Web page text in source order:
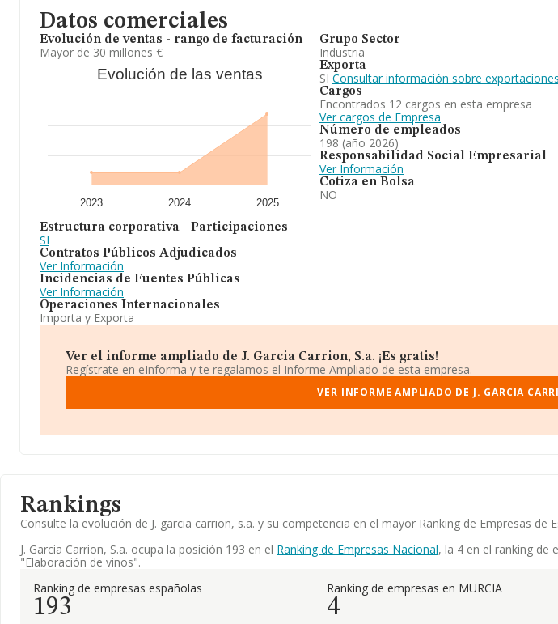
nacional, la empresa ha perdido posiciones frente al 2024.
Datos comerciales
Evolución de ventas - rango de facturación
Mayor de 30 millones €
Evolución de las ventas
2023 2024 2025
Estructura corporativa - Participaciones
SI
Contratos Públicos Adjudicados
Ver Información
Incidencias de Fuentes Públicas
Ver Información
Operaciones Internacionales
Importa y Exporta
Grupo Sector
Industria
Exporta
SI Consultar información sobre exportaciones
Cargos
Encontrados 12 cargos en esta empresa
Ver cargos de Empresa
Número de empleados
198 (año 2026)
Responsabilidad Social Empresarial
Ver Información
Cotiza en Bolsa
NO
Ver el informe ampliado de J. Garcia Carrion, S.a. ¡Es gratis!
Regístrate en eInforma y te regalamos el Informe Ampliado de esta empresa.
VER INFORME AMPLIADO DE J. GARCIA
Rankings
Consulte la evolución de J. garcia carrion, s.a. y su competencia en el mayor Ranking de Empresas de
J. Garcia Carrion, S.a. ocupa la posición 193 en el Ranking de Empresas Nacional, la 4 en el ranking de
"Elaboración de vinos".
Ranking de empresas españolas
193
Ranking de empresas en MURCIA
4